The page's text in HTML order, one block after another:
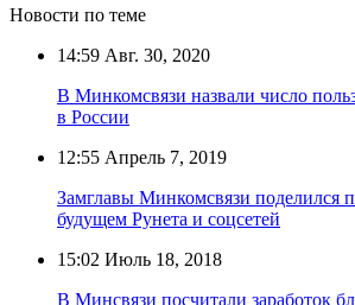
Новости по теме
14:59 Авг. 30, 2020
В Минкомсвязи назвали число
в России
12:55 Апрель 7, 2019
Замглавы Минкомсвязи поделился
будущем Рунета и соцсетей
15:02 Июль 18, 2018
В Минсвязи посчитали заработок